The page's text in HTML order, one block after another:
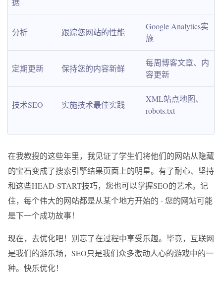
分析 跟踪您网站的性能
Google Analytics实
施
定期更新 保持您的内容新鲜
每周博客文章、内
容更新
技术SEO 实施技术最佳实践
XML站点地图、
robots.txt
在我教授的这些年里，我见证了学生们将他们的网站从隐藏
的宝石变成了搜索引擎结果页面上的明星。有了耐心、坚持
和这些HEAD-START技巧，您也可以掌握SEO的艺术。记
住，每个伟大的网站都是从某个地方开始的 - 您的网站可能
是下一个成功故事！
现在，去优化吧！别忘了在过程中享受乐趣。毕竟，互联网
是我们的游乐场，SEO只是我们众多激动人心的游戏中的一
种。快乐优化！